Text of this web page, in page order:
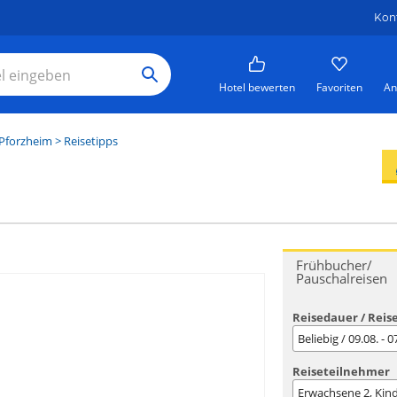
Hotel bewerten Favoriten
> Reisetipps
Frühbucher/
Pauschalreisen
Reisedauer /
Beliebig / 09.08. -
Reiseteilnehmer
Erwachsene2,